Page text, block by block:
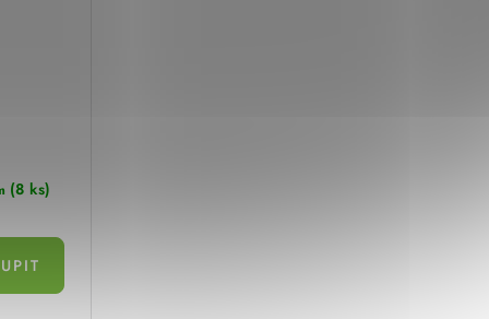
(8 ks)